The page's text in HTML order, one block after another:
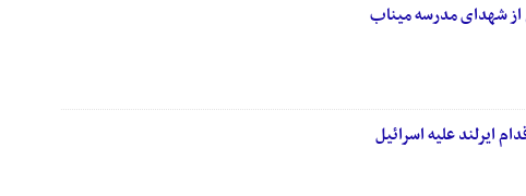
از شهدای مدرسه میناب
ایرلند علیه اسرائیل